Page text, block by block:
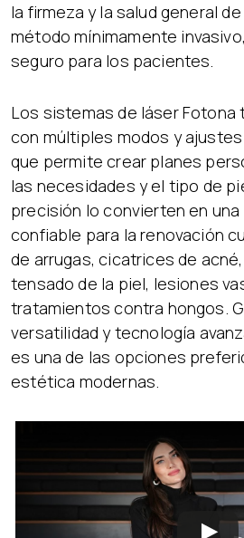
la firmeza y la salud general
método mínimamente
seguro para los pacientes.
Los sistemas de láser Fotona
con múltiples modos y
que permite crear planes
las necesidades y el tipo de
precisión lo convierten en
confiable para la renovación
de arrugas, cicatrices de
tensado de la piel, lesiones
tratamientos contra hongos.
versatilidad y tecnología
es una de las opciones
estética modernas.